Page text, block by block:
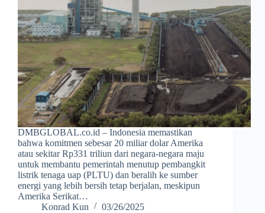
DMBGLOBAL.co.id – Indonesia memastikan
bahwa komitmen sebesar 20 miliar dolar Amerika
atau sekitar Rp331 triliun dari negara-negara maju
untuk membantu pemerintah menutup pembangkit
listrik tenaga uap (PLTU) dan beralih ke sumber
energi yang lebih bersih tetap berjalan, meskipun
Amerika Serikat…
Konrad Kun
03/26/2025